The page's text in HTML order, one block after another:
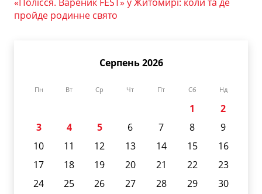
пройде родинне свято
Серпень 2026
Пн Вт Ср Чт Пт Сб Нд
1
2
3
4 5 6 7 8
9
10
11 12 13 14 15
16
17
18 19 20 21 22
23
24
25 26 27 28 29
30